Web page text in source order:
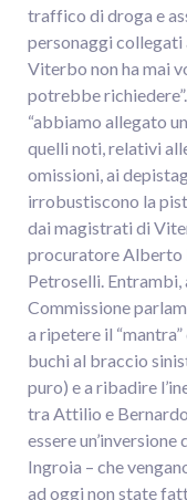
traffico di droga e
personaggi collegati
Viterbo non ha mai
potrebbe
“abbiamo allegato
quelli noti, relativi
omissioni, ai
irrobustiscono la
dai magistrati di
procuratore Alberto
Petroselli. Entrambi,
Commissione
a ripetere il
buchi al braccio
puro) e a ribadire
tra Attilio e
essere
Ingroia – che
ad oggi non state